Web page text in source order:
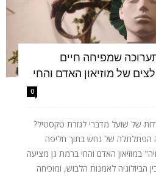
שמפיחה חיים
של מוזיאון האדם והחי
0
של שועל מדברי לגזרת טקסטיל?
הפתלתלה של נחש בתוך חליפה
במוזיאון האדם והחי ברמת גן מציעה
הביולוגיה לאמנות הלבוש, ומוכיחה